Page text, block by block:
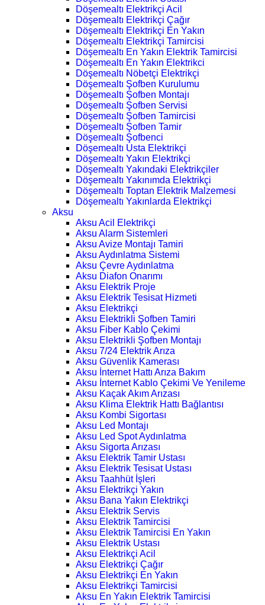
Döşemealtı Elektrikçi Acil
Döşemealtı Elektrikçi Çağır
Döşemealtı Elektrikçi En Yakın
Döşemealtı Elektrikçi Tamircisi
Döşemealtı En Yakın Elektrik Tamircisi
Döşemealtı En Yakın Elektrikci
Döşemealtı Nöbetçi Elektrikçi
Döşemealtı Şofben Kurulumu
Döşemealtı Şofben Montajı
Döşemealtı Şofben Servisi
Döşemealtı Şofben Tamircisi
Döşemealtı Şofben Tamir
Döşemealtı Şofbenci
Döşemealtı Usta Elektrikçi
Döşemealtı Yakın Elektrikçi
Döşemealtı Yakındaki Elektrikçiler
Döşemealtı Yakınımda Elektrikçi
Döşemealtı Toptan Elektrik Malzemesi
Döşemealtı Yakınlarda Elektrikçi
Aksu
Aksu Acil Elektrikçi
Aksu Alarm Sistemleri
Aksu Avize Montajı Tamiri
Aksu Aydınlatma Sistemi
Aksu Çevre Aydınlatma
Aksu Diafon Onarımı
Aksu Elektrik Proje
Aksu Elektrik Tesisat Hizmeti
Aksu Elektrikçi
Aksu Elektrikli Şofben Tamiri
Aksu Fiber Kablo Çekimi
Aksu Elektrikli Şofben Montajı
Aksu 7/24 Elektrik Arıza
Aksu Güvenlik Kamerası
Aksu İnternet Hattı Arıza Bakım
Aksu İnternet Kablo Çekimi Ve Yenileme
Aksu Kaçak Akım Arızası
Aksu Klima Elektrik Hattı Bağlantısı
Aksu Kombi Sigortası
Aksu Led Montajı
Aksu Led Spot Aydınlatma
Aksu Sigorta Arızası
Aksu Elektrik Tamir Ustası
Aksu Elektrik Tesisat Ustası
Aksu Taahhüt İşleri
Aksu Elektrikçi Yakın
Aksu Bana Yakın Elektrikçi
Aksu Elektrik Servis
Aksu Elektrik Tamircisi
Aksu Elektrik Tamircisi En Yakın
Aksu Elektrik Ustası
Aksu Elektrikçi Acil
Aksu Elektrikçi Çağır
Aksu Elektrikçi En Yakın
Aksu Elektrikçi Tamircisi
Aksu En Yakın Elektrik Tamircisi